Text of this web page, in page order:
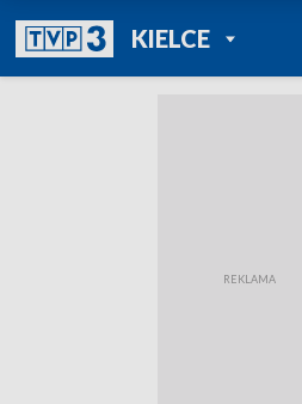
KIELCEPOWRÓT DO
TVP REGIONY